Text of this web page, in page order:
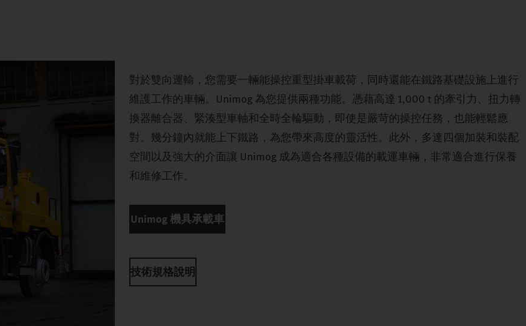
對於雙向運輸，您需要一輛能操控重型掛車載荷，同時還能在鐵路基礎設施上進行
維護工作的車輛。Unimog 為您提供兩種功能。憑藉高達 1,000 t 的牽引力、扭力轉
換器離合器、緊湊型車軸和全時全輪驅動，即使是嚴苛的操控任務，也能輕鬆應
對。幾分鐘內就能上下鐵路，為您帶來高度的靈活性。此外，多達四個加裝和裝配
空間以及強大的介面讓 Unimog 成為適合各種設備的載運車輛，非常適合進行保養
和維修工作。
Unimog 機具承載車
技術規格說明